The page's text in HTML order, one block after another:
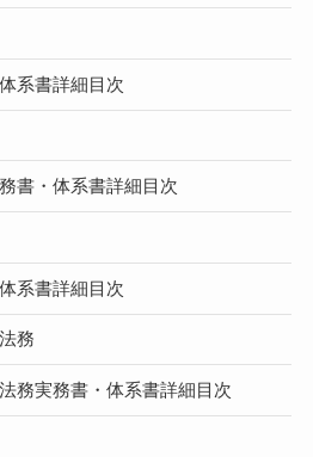
系書詳細目次
書・体系書詳細目次
系書詳細目次
務
務実務書・体系書詳細目次